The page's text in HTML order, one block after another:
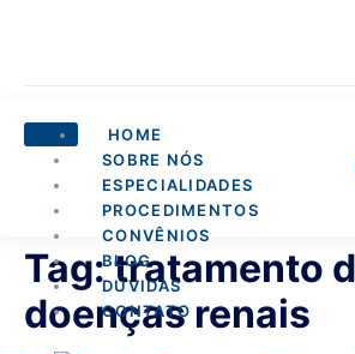
HOME
SOBRE NÓS
ESPECIALIDADES
PROCEDIMENTOS
CONVÊNIOS
BLOG
DÚVIDAS
CONTATO
Tag:tratamento
doenças renais